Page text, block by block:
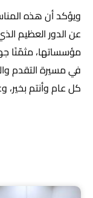
ويؤكد أن هذه
عن الدور العظيم
مؤسساتها، مثمّنًا
في مسيرة التقدم
كل عام وأنتم بخير،